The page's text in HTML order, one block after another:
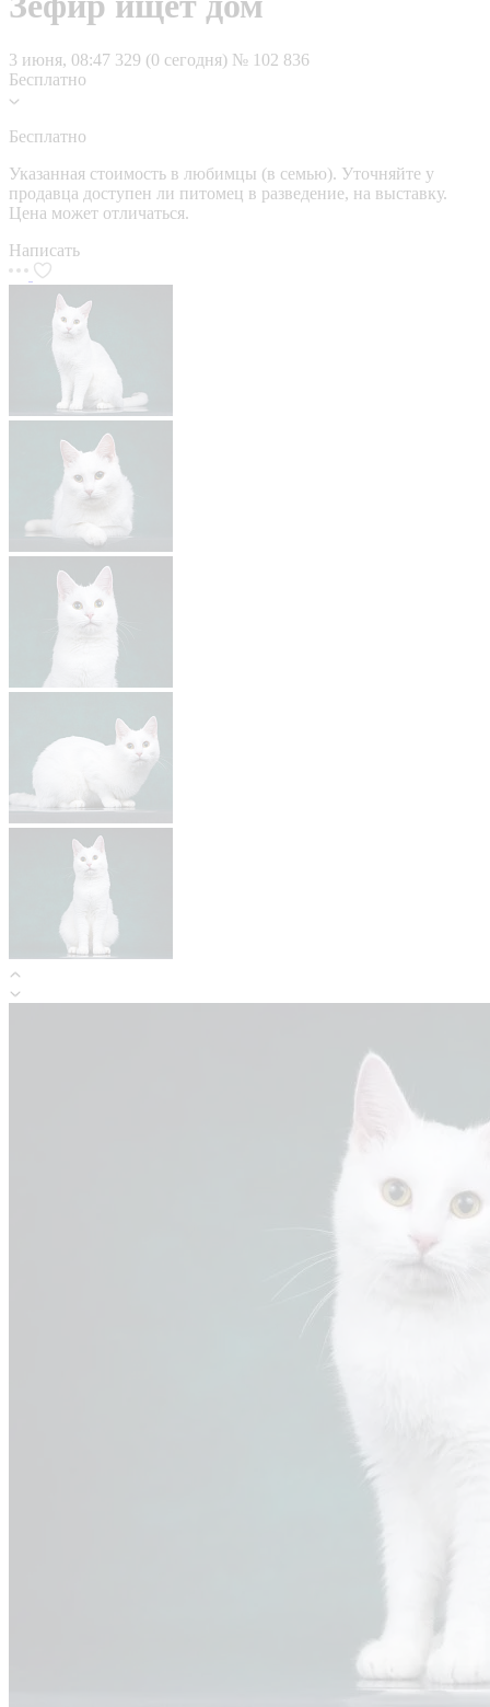
3 июня, 08:47 329 (0 сегодня) № 102 836
Бесплатно
Бесплатно
Указанная стоимость в любимцы (в семью). Уточняйте у
продавца доступен ли питомец в разведение, на выставку.
Цена может отличаться.
Написать